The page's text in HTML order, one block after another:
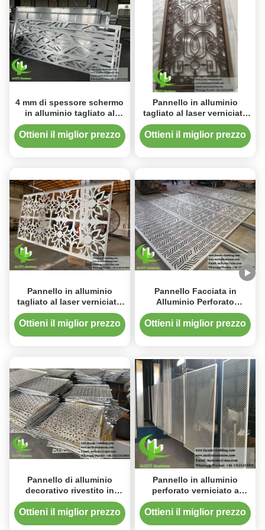
4 mm di spessore schermo
in alluminio tagliato al
laser con finitura rivestita
in polvere per rivestimento
di facciata personalizzabile
Ottieni il miglior prezzo
Pannello in alluminio
tagliato al laser verniciato
a polvere con colori RAL
personalizzati in formato
1200x2400mm per divisori
Ottieni il miglior prezzo
Pannello in alluminio
tagliato al laser verniciato
a polvere con colori RAL
personalizzabili per
rivestimenti di facciata in
Ottieni il miglior prezzo
Pannello Facciata in
Alluminio Perforato
Verniciato a Polvere
1200x2400mm con
Schermo Metallico Tagliato
Ottieni il miglior prezzo
Pannello di alluminio
decorativo rivestito in
polvere con colori RAL
personalizzabili e
Ottieni il miglior prezzo
Pannello in alluminio
perforato verniciato a
polvere con colori RAL
personalizzabili e taglio
laser CNC per rivestimenti
Ottieni il miglior prezzo